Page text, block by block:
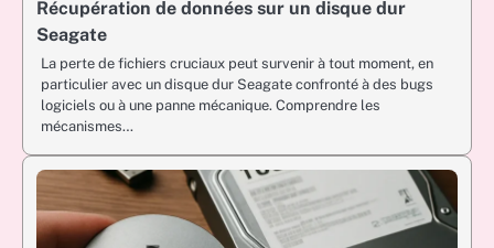
Récupération de données sur un disque dur
Seagate
La perte de fichiers cruciaux peut survenir à tout moment, en
particulier avec un disque dur Seagate confronté à des bugs
logiciels ou à une panne mécanique. Comprendre les
mécanismes…